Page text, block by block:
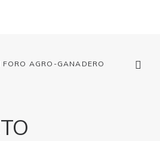
FORO AGRO-GANADERO